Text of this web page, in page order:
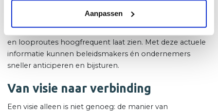
Aanpassen
wil een Binnenstadsmonitor: een dataset die
bezoekersaantallen, verblijfsduur, bestedingspatronen
en looproutes hoogfrequent laat zien. Met deze actuele
informatie kunnen beleidsmakers én ondernemers
sneller anticiperen en bijsturen.
Van visie naar verbinding
Een visie alleen is niet genoeg: de manier van